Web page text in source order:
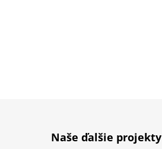
Naše ďalšie projekty